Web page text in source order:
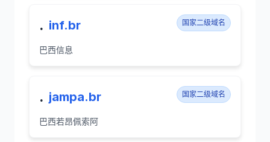
. inf.br 国家二级域名
巴西信息
. jampa.br 国家二级域名
巴西若昂佩索阿